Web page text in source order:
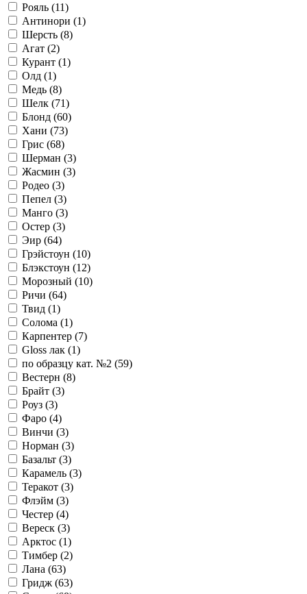
Рояль (11)
Антинори (1)
Шерсть (8)
Агат (2)
Курант (1)
Олд (1)
Медь (8)
Шелк (71)
Блонд (60)
Хани (73)
Грис (68)
Шерман (3)
Жасмин (3)
Родео (3)
Пепел (3)
Манго (3)
Остер (3)
Эир (64)
Грэйстоун (10)
Блэкстоун (12)
Морозный (10)
Ричи (64)
Твид (1)
Солома (1)
Карпентер (7)
Gloss лак (1)
по образцу кат. №2 (59)
Вестерн (8)
Брайт (3)
Роуз (3)
Фаро (4)
Винчи (3)
Норман (3)
Базальт (3)
Карамель (3)
Теракот (3)
Флэйм (3)
Честер (4)
Вереск (3)
Арктос (1)
Тимбер (2)
Лана (63)
Гридж (63)